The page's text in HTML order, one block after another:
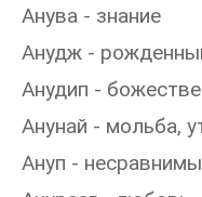
Анува - знание
Анудж -
Анудип -
Анунай - мольба,
Ануп -